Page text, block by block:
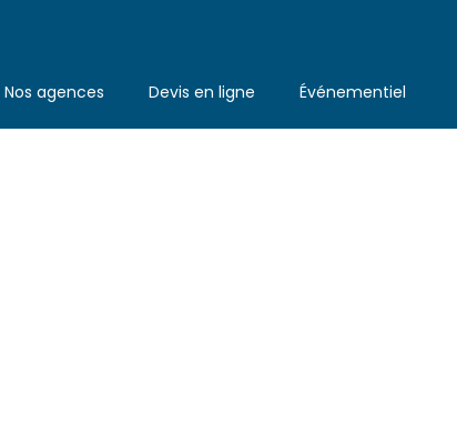
Nos agences Devis en ligne Événementiel